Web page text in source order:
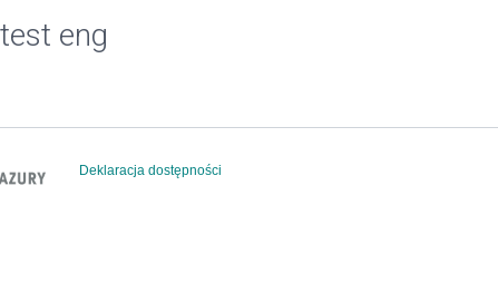
test eng
Deklaracja dostępności